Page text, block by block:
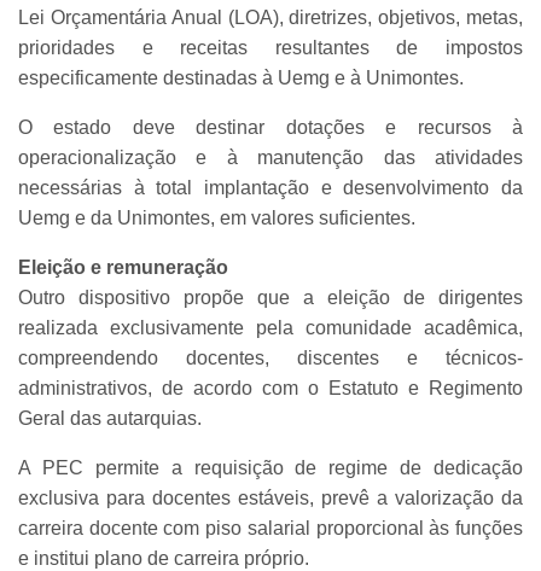
Lei Orçamentária Anual (LOA), diretrizes, objetivos, metas,
prioridades e receitas resultantes de impostos
especificamente destinadas à Uemg e à Unimontes.
O estado deve destinar dotações e recursos à
operacionalização e à manutenção das atividades
necessárias à total implantação e desenvolvimento da
Uemg e da Unimontes, em valores suficientes.
Eleição e remuneração
Outro dispositivo propõe que a eleição de dirigentes
realizada exclusivamente pela comunidade acadêmica,
compreendendo docentes, discentes e técnicos-
administrativos, de acordo com o Estatuto e Regimento
Geral das autarquias.
A PEC permite a requisição de regime de dedicação
exclusiva para docentes estáveis, prevê a valorização da
carreira docente com piso salarial proporcional às funções
e institui plano de carreira próprio.